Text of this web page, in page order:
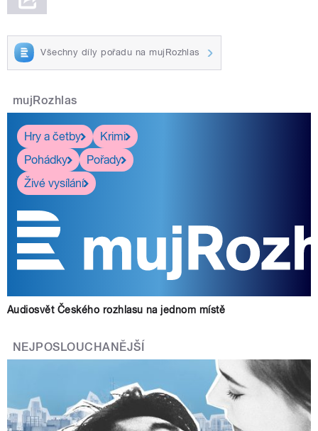
Všechny díly pořadu na mujRozhlas
mujRozhlas
Hry a četby
Krimi
Pohádky
Pořady
Živé vysílání
Audiosvět Českého rozhlasu na jednom místě
NEJPOSLOUCHANĚJŠÍ